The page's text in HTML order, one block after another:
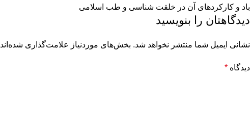
باد و کارکردهای آن در خلقت شناسی و طب اسلامی
دیدگاهتان را بنویسید
نشانی ایمیل شما منتشر نخواهد شد. بخش‌های موردنیاز علامت‌گذاری شده‌اند
دیدگاه *